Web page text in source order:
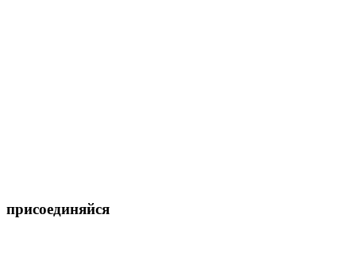
присоединяйся